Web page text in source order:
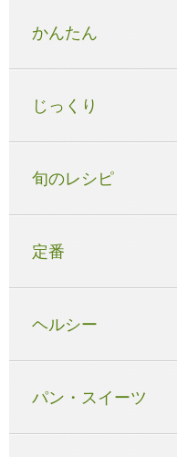
かんたん
じっくり
旬のレシピ
定番
ヘルシー
パン・スイーツ